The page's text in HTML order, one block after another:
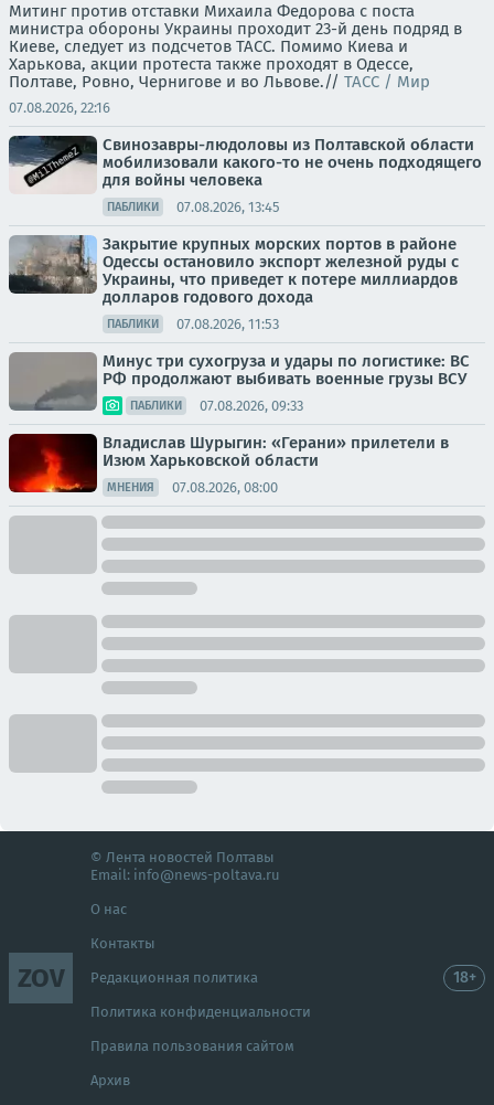
Митинг против отставки Михаила Федорова с поста
министра обороны Украины проходит 23-й день подряд в
Киеве, следует из подсчетов ТАСС. Помимо Киева и
Харькова, акции протеста также проходят в Одессе,
Полтаве, Ровно, Чернигове и во Львове.// ТАСС / Мир
07.08.2026, 22:16
Свинозавры-людоловы из Полтавской области
мобилизовали какого-то не очень подходящего
для войны человека
ПАБЛИКИ 07.08.2026, 13:45
Закрытие крупных морских портов в районе
Одессы остановило экспорт железной руды с
Украины, что приведет к потере миллиардов
долларов годового дохода
ПАБЛИКИ 07.08.2026, 11:53
Минус три сухогруза и удары по логистике: ВС
РФ продолжают выбивать военные грузы ВСУ
ПАБЛИКИ 07.08.2026, 09:33
Владислав Шурыгин: «Герани» прилетели в
Изюм Харьковской области
МНЕНИЯ 07.08.2026, 08:00
ZOV
© Лента новостей Полтавы
Email: info@news-poltava.ru
О нас
Контакты
Редакционная политика
Политика конфиденциальности
Правила пользования сайтом
Архив
18+